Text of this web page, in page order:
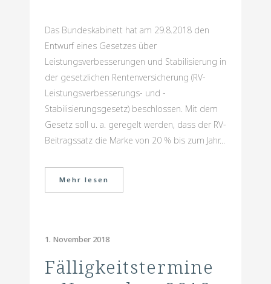
Das Bundeskabinett hat am 29.8.2018 den
Entwurf eines Gesetzes über
Leistungsverbesserungen und Stabilisierung in
der gesetzlichen Rentenversicherung (RV-
Leistungsverbesserungs- und -
Stabilisierungsgesetz) beschlossen. Mit dem
Gesetz soll u. a. geregelt werden, dass der RV-
Beitragssatz die Marke von 20 % bis zum Jahr...
Mehr lesen
1. November 2018
Fälligkeitstermine